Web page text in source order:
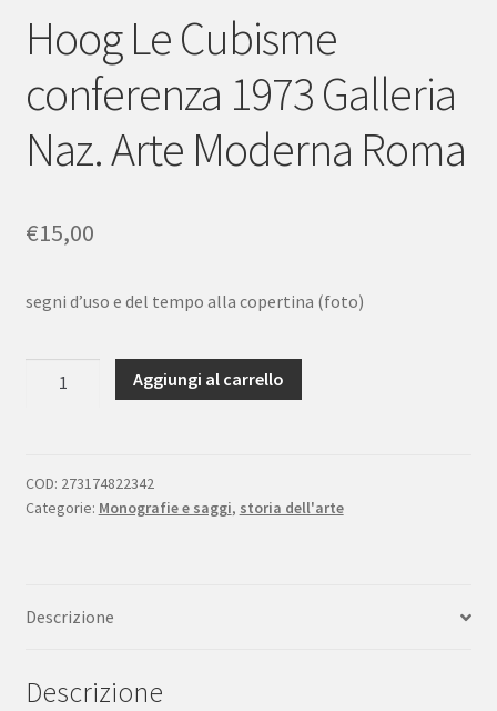
Hoog Le Cubisme
conferenza 1973 Galleria
Naz. Arte Moderna Roma
€15,00
segni d’uso e del tempo alla copertina (foto)
1973
Galleria
Roma
Aggiungi al carrello
COD: 273174822342
Categorie: Monografie e saggi, storia dell'arte
Descrizione
Descrizione